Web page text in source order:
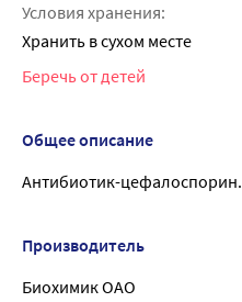
Условия хранения:
Хранить в сухом месте
Беречь от детей
Общее описание
Антибиотик-цефалоспорин.
Производитель
Биохимик ОАО